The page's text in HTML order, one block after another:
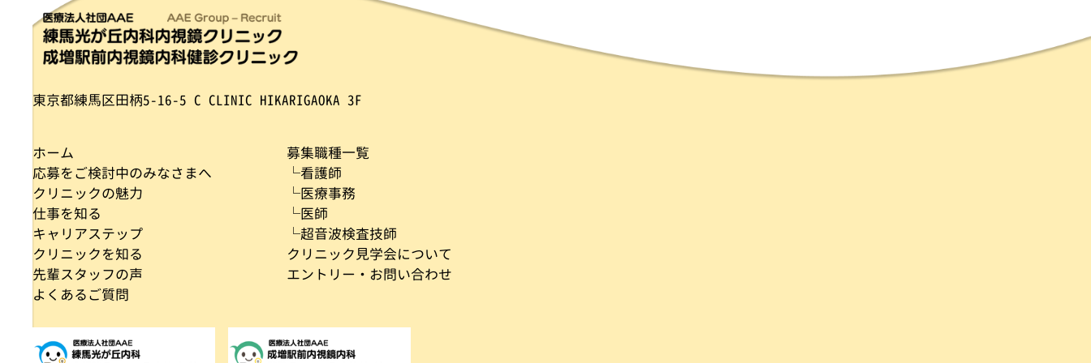
東京都練馬区田柄5-16-5 C CLINIC HIKARIGAOKA 3F
ホーム
応募をご検討中のみなさまへ
クリニックの魅力
仕事を知る
キャリアステップ
クリニックを知る
先輩スタッフの声
よくあるご質問
募集職種一覧
└看護師
└医療事務
└医師
└超音波検査技師
クリニック見学会について
エントリー・お問い合わせ